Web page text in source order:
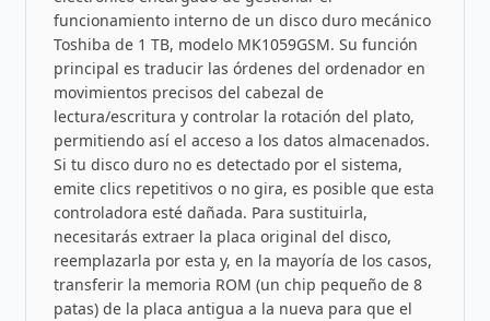
funcionamiento interno de un disco duro mecánico
Toshiba de 1 TB, modelo MK1059GSM. Su función
principal es traducir las órdenes del ordenador en
movimientos precisos del cabezal de
lectura/escritura y controlar la rotación del plato,
permitiendo así el acceso a los datos almacenados.
Si tu disco duro no es detectado por el sistema,
emite clics repetitivos o no gira, es posible que esta
controladora esté dañada. Para sustituirla,
necesitarás extraer la placa original del disco,
reemplazarla por esta y, en la mayoría de los casos,
transferir la memoria ROM (un chip pequeño de 8
patas) de la placa antigua a la nueva para que el